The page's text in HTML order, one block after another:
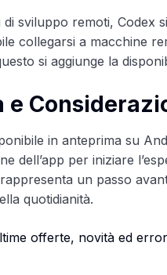
sviluppo remoti, Codex
collegarsi a macchine
si aggiunge la
e
in anteprima su
dell’app per iniziare
un passo
quotidianità.
offerte, novità ed